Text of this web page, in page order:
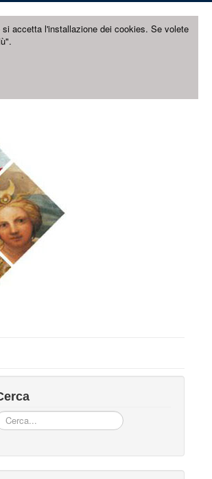
accetta l'installazione dei cookies. Se volete
Iscriviti alla nostra newsletter